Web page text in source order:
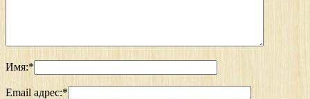
Имя:*
Email адрес:*